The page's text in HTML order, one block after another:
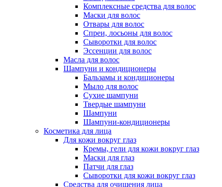
Комплексные средства для волос
Маски для волос
Отвары для волос
Спреи, лосьоны для волос
Сыворотки для волос
Эссенции для волос
Масла для волос
Шампуни и кондиционеры
Бальзамы и кондиционеры
Мыло для волос
Сухие шампуни
Твердые шампуни
Шампуни
Шампуни-кондиционеры
Косметика для лица
Для кожи вокруг глаз
Кремы, гели для кожи вокруг глаз
Маски для глаз
Патчи для глаз
Сыворотки для кожи вокруг глаз
Средства для очищения лица